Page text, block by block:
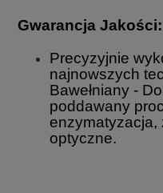
Gwarancja Jakości:
Precyzyjnie
najnowszych
Bawełniany -
poddawany
enzymatyzacja,
optyczne.